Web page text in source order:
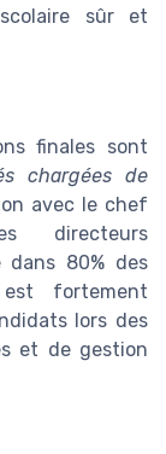
sûr et
finales sont
chargées de
avec le chef
directeurs
dans 80% des
fortement
lors des
et de gestion